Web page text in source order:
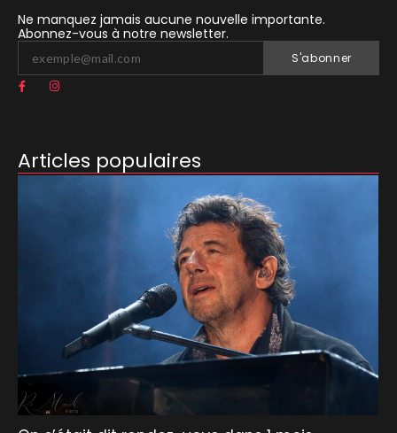
Ne manquez jamais aucune nouvelle importante.
Abonnez-vous à notre newsletter.
S'abonner
Articles populaires